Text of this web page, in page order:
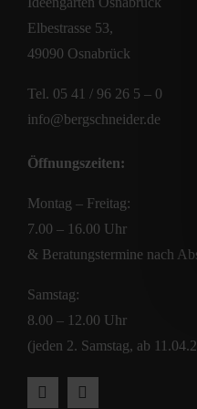
Elbestrasse 53,
49090 Osnabrück
Tel. 05 41 / 96 26 5 – 0
info@bergschneider.de
Öffnungszeiten:
Montag – Freitag:
7.00 – 16.00 Uhr
& Beratungstermine nach
Samstag:
8.00 – 12.00 Uhr
(jeden 2. Samstag, ab